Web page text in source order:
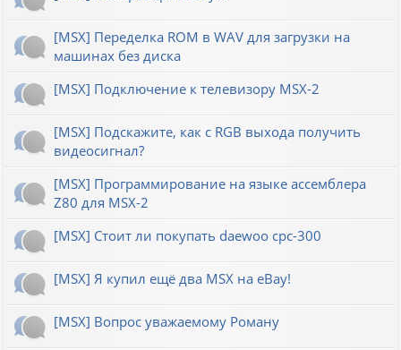
[MSX] Переделка ROM в WAV для загрузки на
машинах без диска
[MSX] Подключение к телевизору MSX-2
[MSX] Подскажите, как с RGB выхода получить
видеосигнал?
[MSX] Программирование на языке ассемблера
Z80 для MSX-2
[MSX] Стоит ли покупать daewoo cpc-300
[MSX] Я купил ещё два MSX на eBay!
[MSX] Вопрос уважаемому Роману